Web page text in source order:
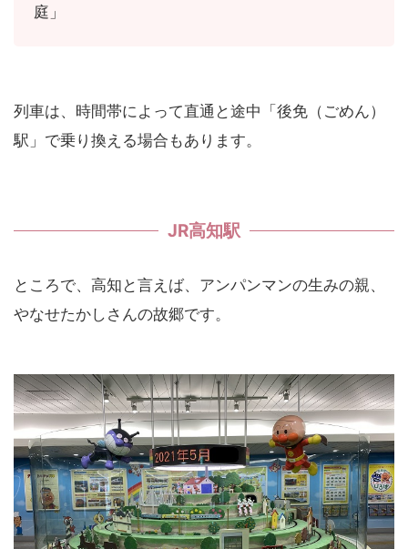
庭」
列車は、時間帯によって直通と途中「後免（ごめん）
駅」で乗り換える場合もあります。
JR高知駅
ところで、高知と言えば、アンパンマンの生みの親、
やなせたかしさんの故郷です。